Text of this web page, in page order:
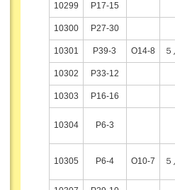
10299 P17-15
10300 P27-30
10301 P39-3 O14-8
10302 P33-12
10303 P16-16
10304 P6-3
10305 P6-4 O10-7